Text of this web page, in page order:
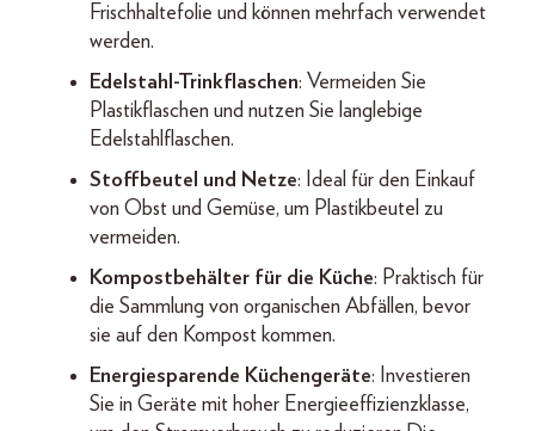
Frischhaltefolie und können mehrfach verwendet
werden.
Edelstahl-Trinkflaschen: Vermeiden Sie
Plastikflaschen und nutzen Sie langlebige
Edelstahlflaschen.
Stoffbeutel und Netze: Ideal für den Einkauf
von Obst und Gemüse, um Plastikbeutel zu
vermeiden.
Kompostbehälter für die Küche: Praktisch für
die Sammlung von organischen Abfällen, bevor
sie auf den Kompost kommen.
Energiesparende Küchengeräte: Investieren
Sie in Geräte mit hoher Energieeffizienzklasse,